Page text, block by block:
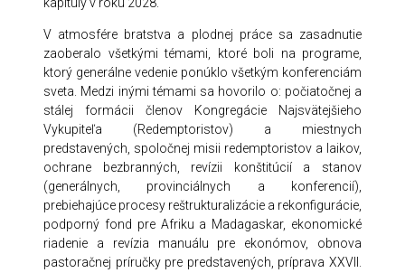
V atmosfére bratstva a plodnej práce sa zasadnutie
zaoberalo všetkými témami, ktoré boli na programe,
ktorý generálne vedenie ponúklo všetkým konferenciám
sveta. Medzi inými témami sa hovorilo o: počiatočnej a
stálej formácii členov Kongregácie Najsvätejšieho
Vykupiteľa (Redemptoristov) a miestnych
predstavených, spoločnej misii redemptoristov a laikov,
ochrane bezbranných, revízii konštitúcií a stanov
(generálnych, provinciálnych a konferencií),
prebiehajúce procesy reštrukturalizácie a rekonfigurácie,
podporný fond pre Afriku a Madagaskar, ekonomické
riadenie a revízia manuálu pre ekonómov, obnova
pastoračnej príručky pre predstavených, príprava XXVII.